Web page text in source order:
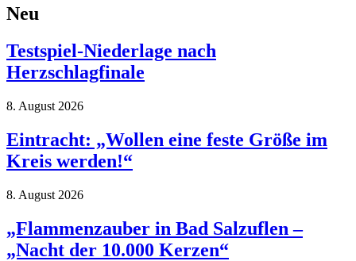
Neu
Testspiel-Niederlage nach
Herzschlagfinale
8. August 2026
Eintracht: „Wollen eine feste Größe im
Kreis werden!“
8. August 2026
„Flammenzauber in Bad Salzuflen –
„Nacht der 10.000 Kerzen“